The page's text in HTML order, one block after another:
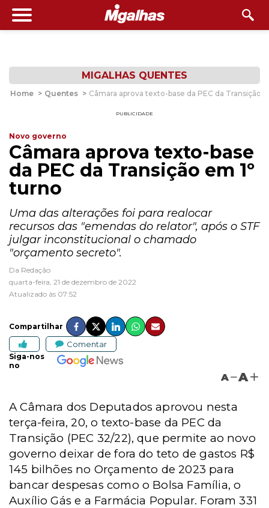
MIGALHAS QUENTES
Home > Quentes > Câmara aprova texto-base da PEC da Transição
PUBLICIDADE
Novo governo
Câmara aprova texto-base
da PEC da Transição em 1º
turno
Uma das alterações foi para realocar
recursos das "emendas do relator", após o STF
julgar inconstitucional o chamado
"orçamento secreto".
Da Redação
quarta-feira, 21 de dezembro de 2022
Atualizado às 07:52
Compartilhar
Comentar
Siga-nos
no
A A
A Câmara dos Deputados aprovou nesta
terça-feira, 20, o texto-base da PEC da
Transição (PEC 32/22), que permite ao novo
governo deixar de fora do teto de gastos R$
145 bilhões no Orçamento de 2023 para
bancar despesas como o Bolsa Família, o
Auxílio Gás e a Farmácia Popular. Foram 331